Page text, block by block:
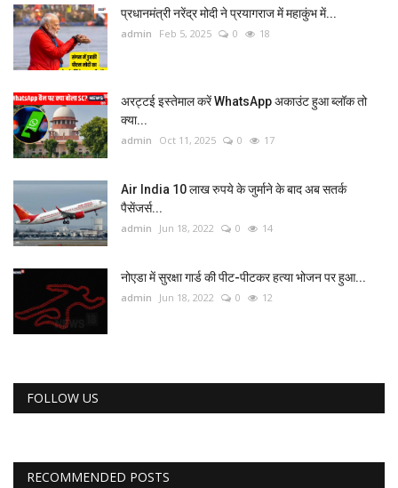
प्रधानमंत्री नरेंद्र मोदी ने प्रयागराज में महाकुंभ में...
admin Feb 5, 2025 0 18
अरट्टई इस्तेमाल करें WhatsApp अकाउंट हुआ ब्लॉक तो
क्या...
admin Oct 11, 2025 0 17
Air India 10 लाख रुपये के जुर्माने के बाद अब सतर्क
पैसेंजर्स...
admin Jun 18, 2022 0 14
नोएडा में सुरक्षा गार्ड की पीट-पीटकर हत्या भोजन पर हुआ...
admin Jun 18, 2022 0 12
FOLLOW US
RECOMMENDED POSTS